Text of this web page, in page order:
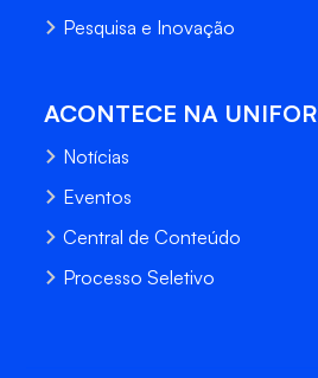
Pesquisa e Inovação
ACONTECE NA UNIFOR
Notícias
Eventos
Central de Conteúdo
Processo Seletivo